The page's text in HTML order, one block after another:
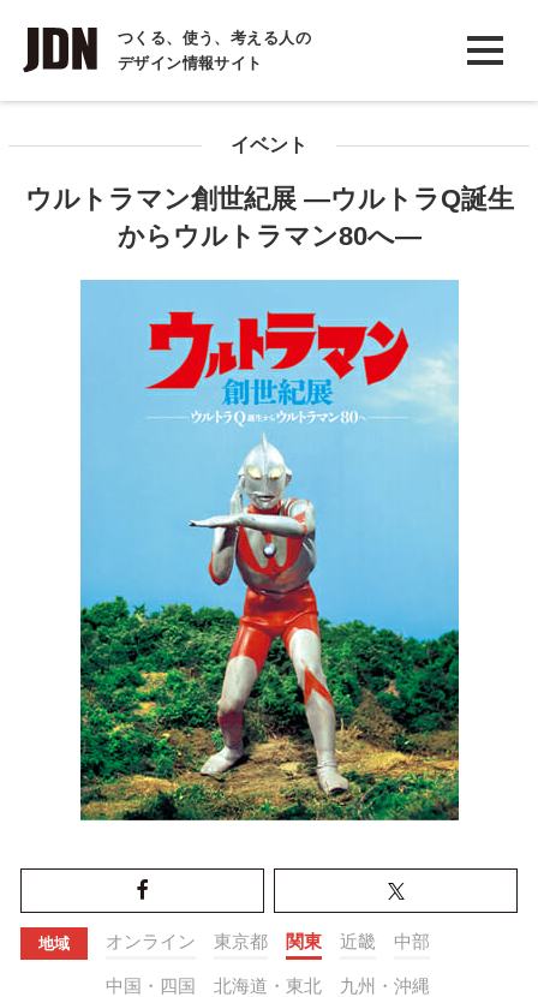
つくる、使う、考える人の
デザイン情報サイト
INTERVIEW
インタビュー
COLUMN
イベント
ウルトラマン創世紀展 ―ウルトラQ誕生
からウルトラマン80へ―
地域 オンライン 東京都 関東 近畿 中部
中国・四国 北海道・東北 九州・沖縄